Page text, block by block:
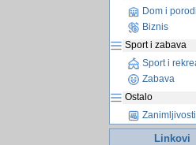
Dom i
Biznis
Sport i zabava
Sport i
Zabava
Ostalo
Zanimljivosti
Linkovi